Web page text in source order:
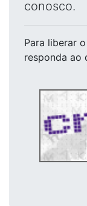
conosco.
Para liberar
responda ao